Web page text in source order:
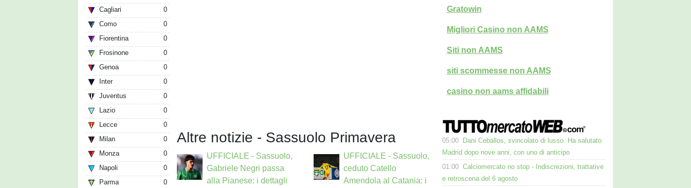
Cagliari
0
Como
0
Fiorentina
0
Frosinone
0
Genoa
0
Inter
0
Juventus
0
Lazio
0
Lecce
0
Milan
0
Monza
0
Napoli
0
Parma
0
Altre notizie - Sassuolo Primavera
UFFICIALE - Sassuolo,
Gabriele Negri passa
alla Pianese: i dettagli
UFFICIALE - Sassuolo,
ceduto Catello
Amendola al Catania: i
Gratowin
Migliori Casino non AAMS
Siti non AAMS
siti scommesse non AAMS
casino non aams affidabili
05:00
Dani Ceballos, svincolato di lusso. Ha salutato
Madrid dopo nove anni, con uno di anticipo
01:00 Calciomercato no stop - Indiscrezioni, trattative
e retroscena del 6 agosto